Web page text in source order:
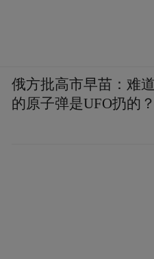
俄方批高市早苗：难
的原子弹是UFO扔的？